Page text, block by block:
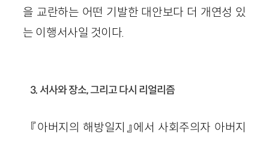
을 교란하는 어떤 기발한 대안보다 더 개연성 있
는 이행서사일 것이다.
3. 서사와 장소, 그리고 다시 리얼리즘
『아버지의 해방일지』에서 사회주의자 아버지